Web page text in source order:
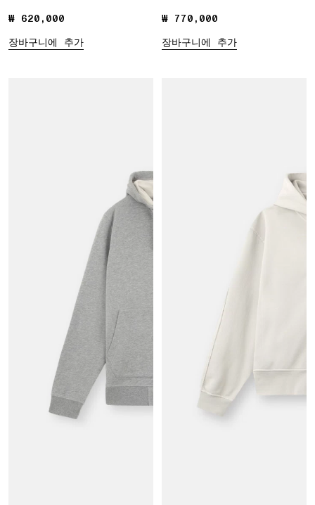
₩ 620,000
₩ 620,000
장바구니에 추가
₩ 770,000
₩ 770,000
장바구니에 추가